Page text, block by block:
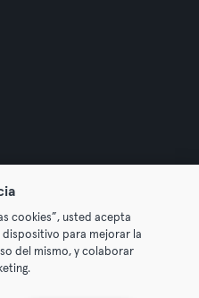
de confidentialité
contrats ici
cookies”, usted acepta
dispositivo para mejorar la
del mismo, y colaborar